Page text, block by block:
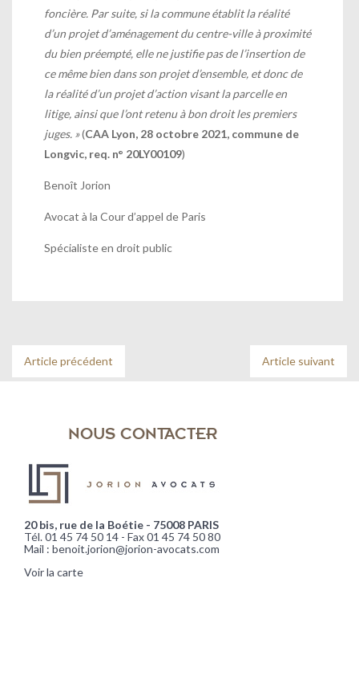
foncière. Par suite, si la commune établit la réalité
d’un projet d’aménagement du centre-ville à proximité
du bien préempté, elle ne justifie pas de l’insertion de
ce même bien dans son projet d’ensemble, et donc de
la réalité d’un projet d’action visant la parcelle en
litige, ainsi que l’ont retenu à bon droit les premiers
juges. »(CAA Lyon, 28 octobre 2021, commune de
Longvic, req. n° 20LY00109)
Benoît Jorion
Avocat à la Cour d’appel de Paris
Spécialiste en droit public
Article précédent Article suivant
NOUS CONTACTER
20 bis, rue de la Boétie - 75008 PARIS
Tél. 01 45 74 50 14 - Fax 01 45 74 50 80
Mail : benoit.jorion@jorion-avocats.com
Voir la carte